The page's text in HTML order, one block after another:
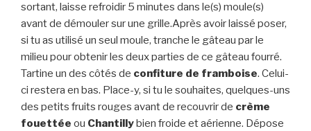
sortant, laisse refroidir 5 minutes dans le(s) moule(s)
avant de démouler sur une grille.Après avoir laissé poser,
si tu as utilisé un seul moule, tranche le gâteau par le
milieu pour obtenir les deux parties de ce gâteau fourré.
Tartine un des côtés de confiture de framboise. Celui-
ci restera en bas. Place-y, si tu le souhaites, quelques-uns
des petits fruits rouges avant de recouvrir de crème
fouettée ou Chantillybien froide et aérienne. Dépose